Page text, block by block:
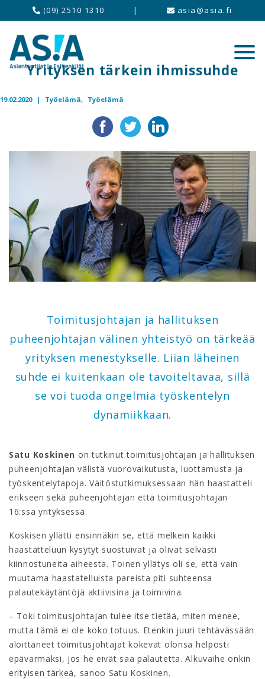
(09) 2510 1310 | asia@asia.fi
Yrityksen tärkein ihmissuhde
19.02.2020 | Työelämä, Työelämä
Toimitusjohtajan ja hallituksen
puheenjohtajan välinen yhteistyö on tärkeää
yrityksen menestykselle. Liian läheinen
suhde ei kuitenkaan ole tavoiteltavaa, sillä
se voi tuoda ongelmia työskentelyn
dynamiikkaan.
Satu Koskinen on tutkinut toimitusjohtajan ja hallituksen
puheenjohtajan välistä vuorovaikutusta, luottamusta ja
työskentelytapoja. Väitöstutkimuksessaan hän haastatteli
erikseen sekä puheenjohtajan että toimitusjohtajan
16:ssa yrityksessä.
Koskisen yllätti ensinnäkin se, että melkein kaikki
haastatteluun kysytyt suostuivat ja olivat selvästi
kiinnostuneita aiheesta. Toinen yllätys oli se, että vain
muutama haastatelluista pareista piti suhteensa
palautekäytäntöjä aktiivisina ja toimivina.
– Toki toimitusjohtajan tulee itse tietää, miten menee,
mutta tämä ei ole koko totuus. Etenkin juuri tehtävässään
aloittaneet toimitusjohtajat kokevat olonsa helposti
epävarmaksi, jos he eivät saa palautetta. Alkuvaihe onkin
erityisen tärkeä, sanoo Satu Koskinen.